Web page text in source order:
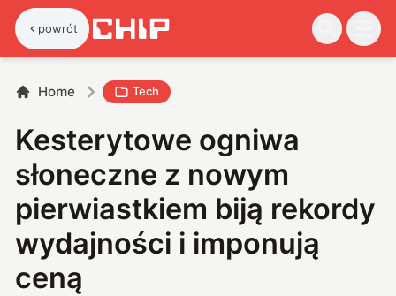
powrót
Home Tech
Kesterytowe ogniwa
słoneczne z nowym
pierwiastkiem biją rekordy
wydajności i imponują
ceną